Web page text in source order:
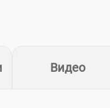
Видео